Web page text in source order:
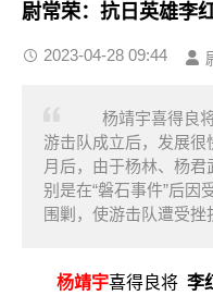
尉常荣：抗日英雄李
2023-04-28 09:44
杨靖宇喜得良
游击队成立后，发展很
月后，由于杨林、杨
别是在“磐石事件”后因
围剿，使游击队遭受
杨靖宇喜得良将 李